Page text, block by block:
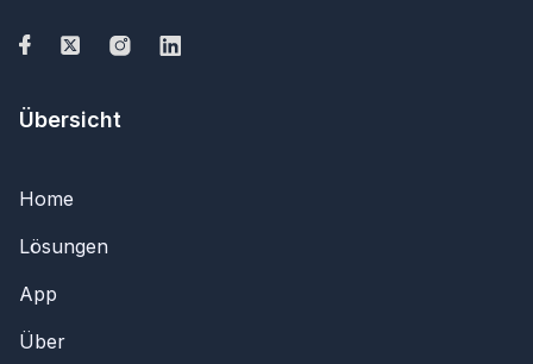
Übersicht
Home
Lösungen
App
Über